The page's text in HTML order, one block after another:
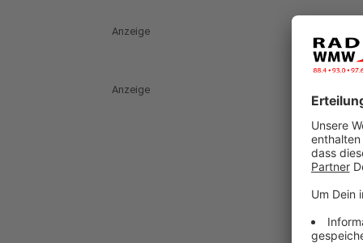
Anzeige
Anzeige